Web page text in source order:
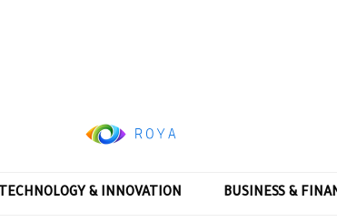
TECHNOLOGY & INNOVATION BUSINESS &